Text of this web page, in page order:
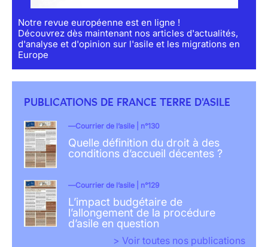
Notre revue européenne est en ligne !
Découvrez dès maintenant nos articles d'actualités,
d'analyse et d'opinion sur l'asile et les migrations en
Europe
PUBLICATIONS DE FRANCE TERRE D'ASILE
Courrier de l’asile | n°130
Quelle définition du droit à des
conditions d’accueil décentes ?
Courrier de l’asile | n°129
L’impact budgétaire de
l’allongement de la procédure
d’asile en question
> Voir toutes nos publications